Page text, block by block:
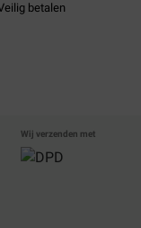
betalen
Wij verzenden met